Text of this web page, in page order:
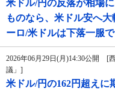
米ドル/円の反落が相場
ものなら、米ドル安へ
ーロ/米ドルは下落一服
2026年06月29日(月)14:30公開 [
議」]
米ドル/円の162円超えに